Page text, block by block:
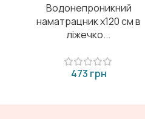
Водонепроникний
наматрацник х120 см в
ліжечко...
грн